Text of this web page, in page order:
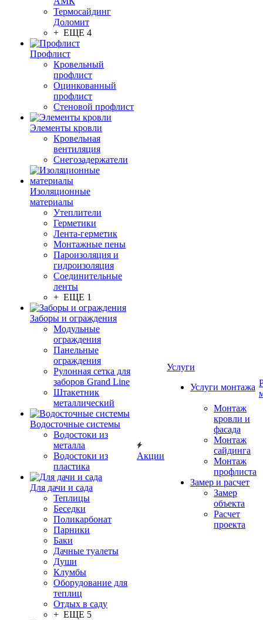
Термосайдинг
Доломит
+ ЕЩЕ 4
Профлист
Кровельный
профлист
Оцинкованный
профлист
Стеновой профлист
Элементы кровли
Кровельная
вентиляция
Снегозадержатели
Изоляционные
материалы
Утеплители
Герметики
Лента-герметик
Монтажные пены
Пароизоляция и
гидроизоляция
Соединительные
ленты
+ ЕЩЕ 1
Заборы и ограждения
Модульные
ограждения
Панельные
ограждения
Рулонная сетка для
заборов Grand Line
Штакетник
металлический
Водосточные системы
Водостоки из
металла
Водостоки из
пластика
Для дачи и сада
Теплицы
Беседки
Поликарбонат
Парники
Баки
Дачные туалеты
Души
Клумбы
Оборудование для
теплиц
Отдых в саду
+ ЕЩЕ 5
Акции
Услуги
Услуги монтажа
Монтаж
кровли и
фасада
Монтаж
сайдинга
Монтаж
профлиста
Замер и расчет
Замер
объекта
Расчет
проекта